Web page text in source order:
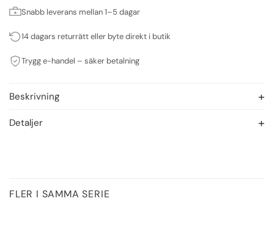
Snabb leverans mellan 1–5 dagar
14 dagars returrätt eller byte direkt i butik
Trygg e-handel – säker betalning
Beskrivning
Detaljer
FLER I SAMMA SERIE